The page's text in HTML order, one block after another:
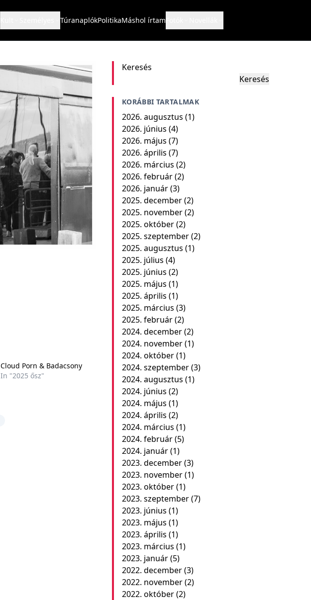
TúranaplókPolitikaMáshol írtam
Cloud Porn & Badacsony
In "2025 ősz"
Keresés
Keresés
KORÁBBI TARTALMAK
2026. augusztus (1)
2026. június (4)
2026. május (7)
2026. április (7)
2026. március (2)
2026. február(2)
2026. január(3)
2025. december(2)
2025. november(2)
2025. október(2)
2025. szeptember(2)
2025. augusztus (1)
2025. július (4)
2025. június (2)
2025. május (1)
2025. április (1)
2025. március (3)
2025. február(2)
2024. december(2)
2024. november(1)
2024. október(1)
2024. szeptember(3)
2024. augusztus (1)
2024. június (2)
2024. május (1)
2024. április (2)
2024. március (1)
2024. február(5)
2024. január(1)
2023. december(3)
2023. november(1)
2023. október(1)
2023. szeptember(7)
2023. június (1)
2023. május (1)
2023. április (1)
2023. március (1)
2023. január(5)
2022. december(3)
2022. november(2)
2022. október(2)